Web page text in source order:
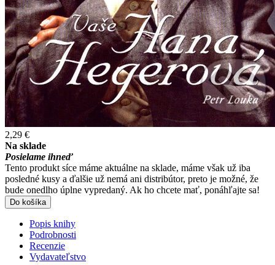
2,29 €
Na sklade
Posielame ihneď
Tento produkt síce máme aktuálne na sklade, máme však už iba
posledné kusy a ďalšie už nemá ani distribútor, preto je možné, že
bude onedlho úplne vypredaný. Ak ho chcete mať, ponáhľajte sa!
Do košíka
Popis knihy
Podrobnosti
Recenzie
Vydavateľstvo